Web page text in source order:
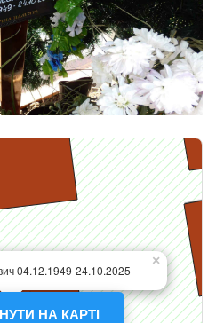
НА КАРТІ